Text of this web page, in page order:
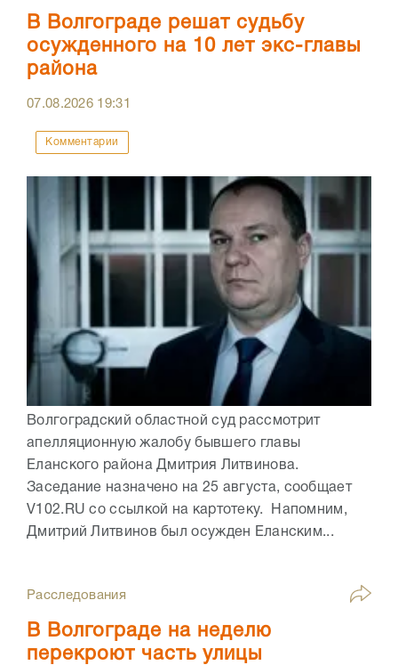
В Волгограде решат судьбу
осужденного на 10 лет экс-главы
района
07.08.2026 19:31
Комментарии
Волгоградский областной суд рассмотрит
апелляционную жалобу бывшего главы
Еланского района Дмитрия Литвинова.
Заседание назначено на 25 августа, сообщает
V102.RU со ссылкой на картотеку. Напомним,
Дмитрий Литвинов был осужден Еланским...
Расследования
В Волгограде на неделю
перекроют часть улицы